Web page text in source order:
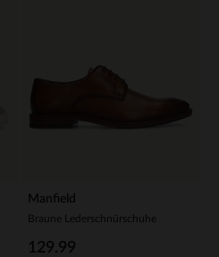
Manfield
Braune Lederschnürschuhe
129.99